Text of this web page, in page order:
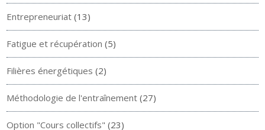
Entrepreneuriat (13)
Fatigue et récupération (5)
Filières énergétiques (2)
Méthodologie de l'entraînement (27)
Option "Cours collectifs" (23)